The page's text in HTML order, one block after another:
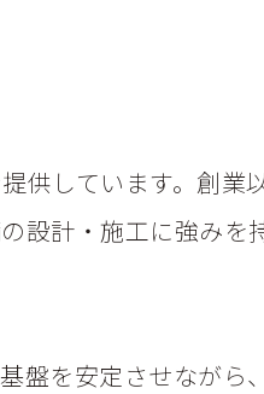
供しています。創業
設計・施工に強みを
盤を安定させながら